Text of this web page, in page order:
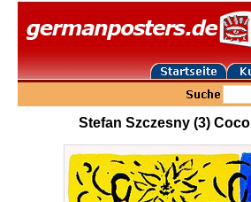
Stefan Szczesny (3)